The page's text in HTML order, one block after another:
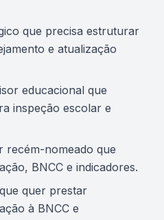
que precisa estruturar
e atualização
educacional que
inspeção escolar e
recém-nomeado que
BNCC e indicadores.
quer prestar
à BNCC e